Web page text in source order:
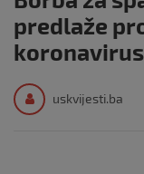
predlaže
uskvijesti.ba